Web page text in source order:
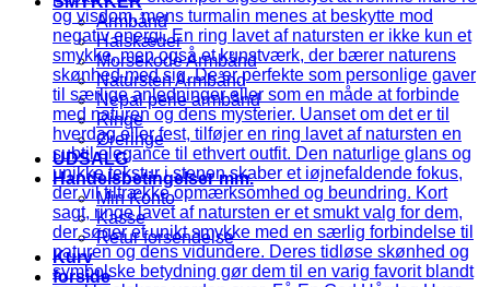
Armbånd
Halskæder
Morsekode Armbånd
Natursten Armbånd
Nepal perle armbånd
Ringe
Øreringe
UDSALG
Handelsbetingelser mm.
Min Konto
Kasse
Retur forsendelse
Kurv
forside